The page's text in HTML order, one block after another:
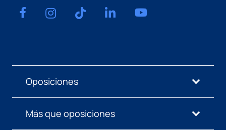
Oposiciones
Más que oposiciones